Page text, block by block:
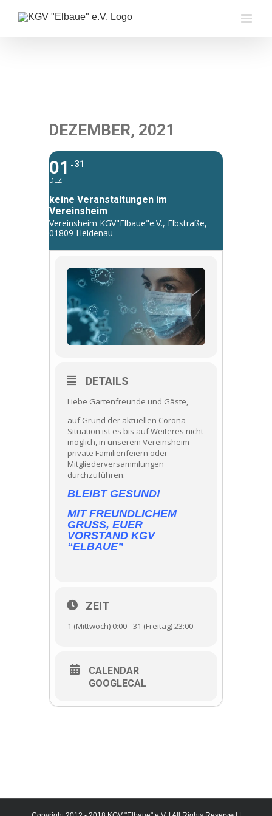
Inhalt
DEZEMBER, 2021
01
DEZ
31
keine Veranstaltungen im
Vereinsheim
Vereinsheim KGV"Elbaue"e.V., Elbstraße,
01809 Heidenau
DETAILS
Liebe Gartenfreunde und Gäste,
auf Grund der aktuellen Corona-
Situation ist es bis auf Weiteres nicht
möglich, in unserem Vereinsheim
private Familienfeiern oder
Mitgliederversammlungen
durchzuführen.
BLEIBT GESUND!
MIT FREUNDLICHEM
GRUSS, EUER V
ORSTAND KGV “
ELBAUE”
ZEIT
1 (Mittwoch) 0:00 - 31 (Freitag) 23:00
CALENDAR
GOOGLECAL